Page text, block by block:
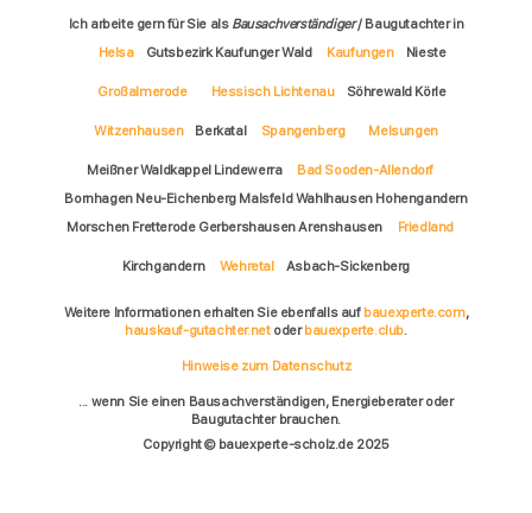
Ich arbeite gern für Sie als Bausachverständiger/ Baugutachter in
Helsa
Gutsbezirk Kaufunger Wald Kaufungen Nieste
Großalmerode Hessisch Lichtenau Söhrewald Körle
Witzenhausen Berkatal Spangenberg Melsungen
Meißner Waldkappel Lindewerra
Bad Sooden-Allendorf
Bornhagen Neu-Eichenberg Malsfeld Wahlhausen Hohengandern
Morschen Fretterode Gerbershausen Arenshausen
Friedland
Kirchgandern Wehretal Asbach-Sickenberg
Weitere Informationen erhalten Sie ebenfalls auf bauexperte.com,
hauskauf-gutachter.netoderbauexperte.club.
Hinweise zum Datenschutz
... wenn Sie einen Bausachverständigen, Energieberater oder
Baugutachter brauchen.
Copyright © bauexperte-scholz.de 2025